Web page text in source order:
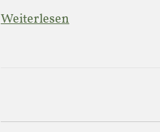
Weiterlesen